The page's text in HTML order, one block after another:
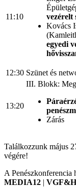
11:10
vezérelt
Kovács
egyedi
12:30 Szünet és
13:20
III. Blokk:
Zárás
Találkozzunk május
végére!
A Penészkonferencia
MEDIA12 |